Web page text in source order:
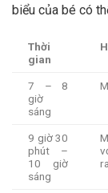
biểu của bé có
Thời
gian
7 – 8
giờ
sáng
9 giờ 30
phút –
10 giờ
sáng